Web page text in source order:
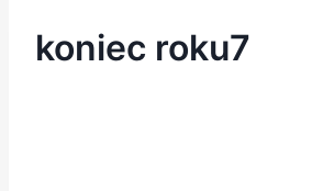
koniec roku7